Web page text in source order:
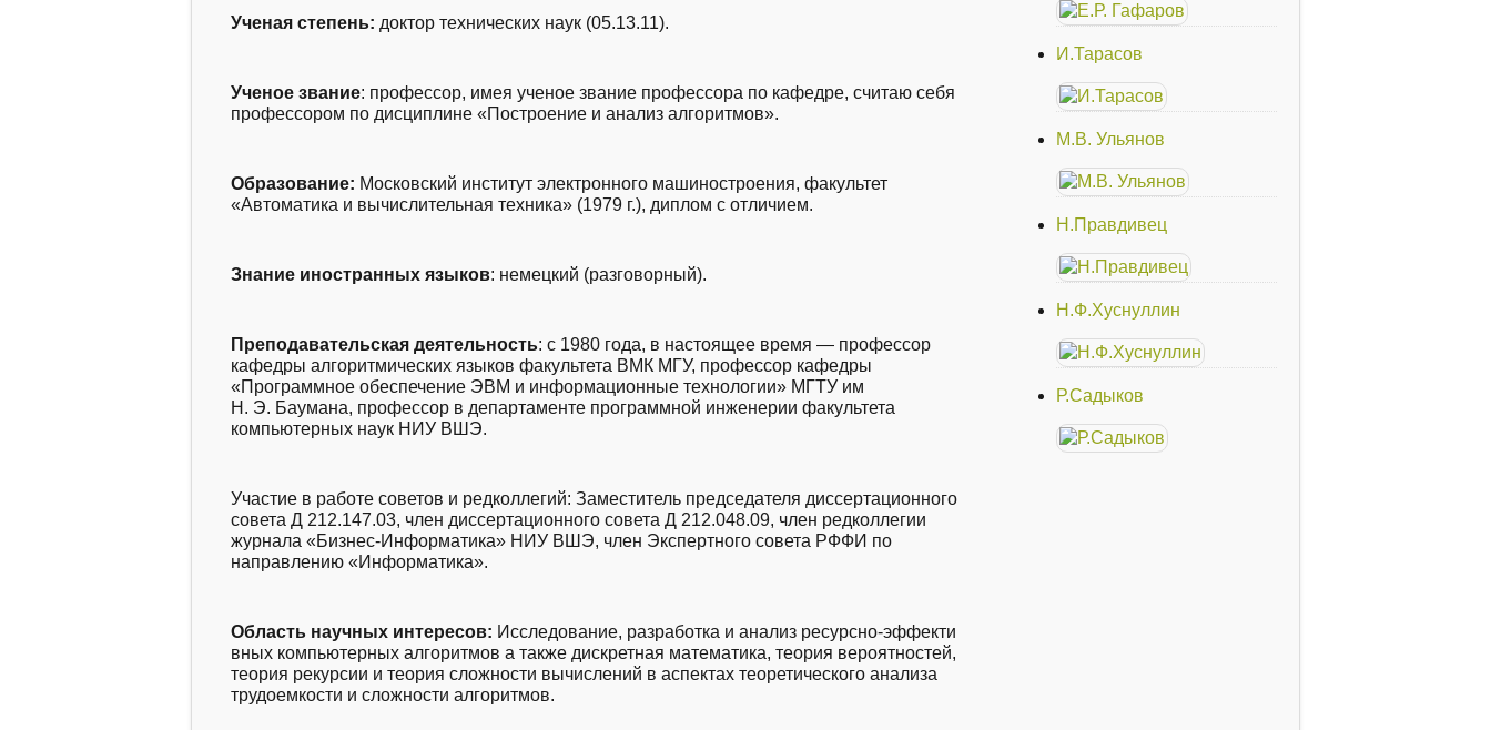
Ученая степень: доктор технических наук (05.13.11).
Ученое звание: профессор, имея ученое звание профессора по кафедре, считаю себя
профессором по дисциплине «Построение и анализ алгоритмов».
Образование: Московский институт электронного машиностроения, факультет
«Автоматика и вычислительная техника» (1979 г.), диплом с отличием.
Знание иностранных языков: немецкий (разговорный).
Преподавательская деятельность: с 1980 года, в настоящее время — профессор
кафедры алгоритмических языков факультета ВМК МГУ, профессор кафедры
«Программное обеспечение ЭВМ и информационные технологии» МГТУ им
Н. Э. Баумана, профессор в департаменте программной инженерии факультета
компьютерных наук НИУ ВШЭ.
Участие в работе советов и редколлегий: Заместитель председателя диссертационного
совета Д 212.147.03, член диссертационного совета Д 212.048.09, член редколлегии
журнала «Бизнес-Информатика» НИУ ВШЭ, член Экспертного совета РФФИ по
направлению «Информатика».
Область научных интересов: Исследование, разработка и анализ ресурсно-эффекти
вных компьютерных алгоритмов а также дискретная математика, теория вероятностей,
теория рекурсии и теория сложности вычислений в аспектах теоретического анализа
трудоемкости и сложности алгоритмов.
И.Тарасов
М.В. Ульянов
Н.Правдивец
Н.Ф.Хуснуллин
Р.Садыков